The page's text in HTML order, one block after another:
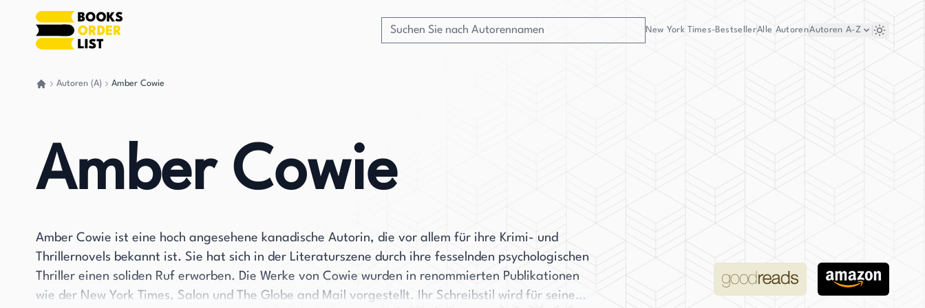
New York Times-BestsellerAlle AutorenAutoren A-Z
Autoren (A) Amber Cowie
Amber Cowie
Amber Cowie ist eine hoch angesehene kanadische Autorin, die vor allem für ihre Krimi- und
Thrillernovels bekannt ist. Sie hat sich in der Literaturszene durch ihre fesselnden psychologischen
Thriller einen soliden Ruf erworben. Die Werke von Cowie wurden in renommierten Publikationen
wie der New York Times, Salon und The Globe and Mail vorgestellt. Ihr Schreibstil wird für seine